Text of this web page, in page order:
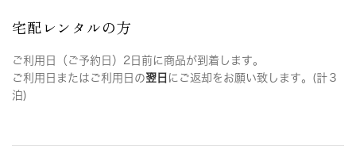
宅配レンタルの方
ご利用日（ご予約日）2日前に商品が到着します。
ご利用日またはご利用日の翌日 にご返却をお願い致します。(計３
泊)